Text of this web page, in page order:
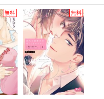
無料 無料